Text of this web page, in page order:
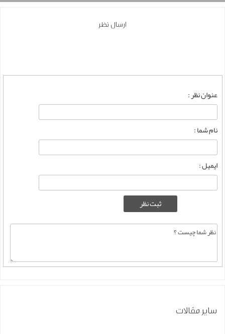
ارسال نظر
عنوان نظر :
نام شما :
ایمیل :
سایر مقالات